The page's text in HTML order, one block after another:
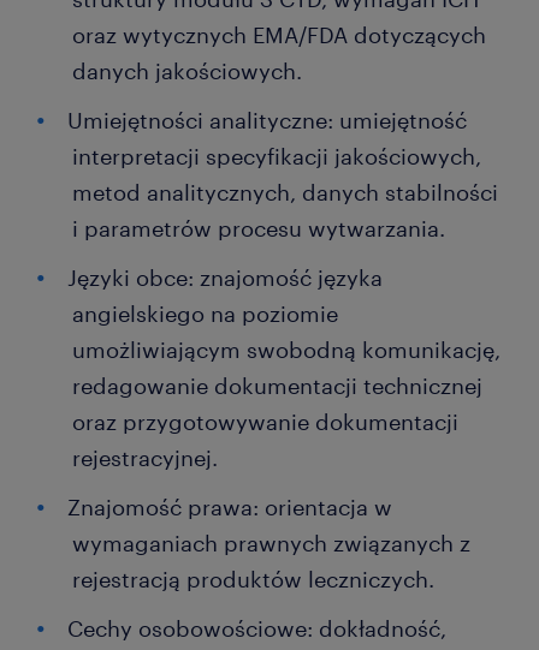
oraz wytycznych EMA/FDA dotyczących
danych jakościowych.
Umiejętności analityczne: umiejętność
interpretacji specyfikacji jakościowych,
metod analitycznych, danych stabilności
i parametrów procesu wytwarzania.
Języki obce: znajomość języka
angielskiego na poziomie
umożliwiającym swobodną komunikację,
redagowanie dokumentacji technicznej
oraz przygotowywanie dokumentacji
rejestracyjnej.
Znajomość prawa: orientacja w
wymaganiach prawnych związanych z
rejestracją produktów leczniczych.
Cechy osobowościowe: dokładność,